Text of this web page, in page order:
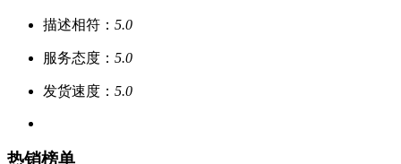
描述相符： 5.0
服务态度： 5.0
发货速度： 5.0
热销榜单